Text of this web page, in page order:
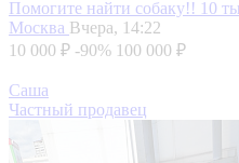
Помогите найти собаку!! 10
Москва Вчера, 14:22
10 000 ₽ -90% 100 000 ₽
Саша
Частный продавец